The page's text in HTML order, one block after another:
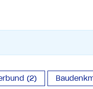
(2)